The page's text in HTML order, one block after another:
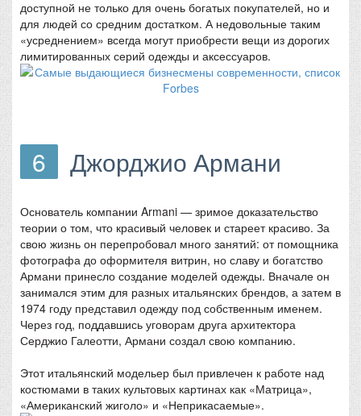
доступной не только для очень богатых покупателей, но и
для людей со средним достатком. А недовольные таким
«усреднением» всегда могут приобрести вещи из дорогих
лимитированных серий одежды и аксессуаров.
6 Джорджио Армани
Основатель компании Armani — зримое доказательство
теории о том, что красивый человек и стареет красиво. За
свою жизнь он перепробовал много занятий: от помощника
фотографа до оформителя витрин, но славу и богатство
Армани принесло создание моделей одежды. Вначале он
занимался этим для разных итальянских брендов, а затем в
1974 году представил одежду под собственным именем.
Через год, поддавшись уговорам друга архитектора
Серджио Галеотти, Армани создал свою компанию.
Этот итальянский модельер был привлечен к работе над
костюмами в таких культовых картинах как «Матрица»,
«Американский жиголо» и «Неприкасаемые».